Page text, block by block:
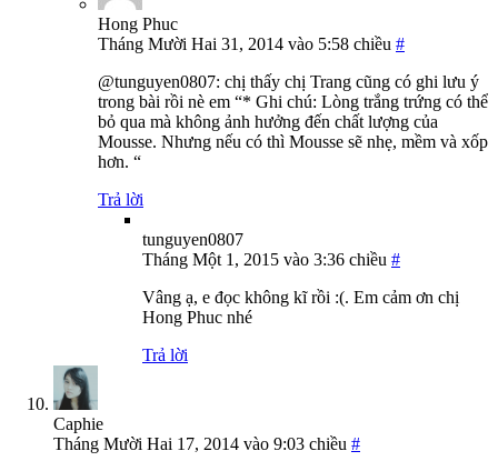
Hong Phuc
Tháng Mười Hai 31, 2014 vào 5:58 chiều #
@tunguyen0807: chị thấy chị Trang cũng có ghi lưu ý
trong bài rồi nè em “* Ghi chú: Lòng trắng trứng có thể
bỏ qua mà không ảnh hưởng đến chất lượng của
Mousse. Nhưng nếu có thì Mousse sẽ nhẹ, mềm và xốp
hơn. “
Trả lời
tunguyen0807
Tháng Một 1, 2015 vào 3:36 chiều #
Vâng ạ, e đọc không kĩ rồi :(. Em cảm ơn chị
Hong Phuc nhé
Trả lời
Caphie
Tháng Mười Hai 17, 2014 vào 9:03 chiều #